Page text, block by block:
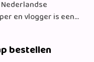
kon niet uitblijven.
bestellen